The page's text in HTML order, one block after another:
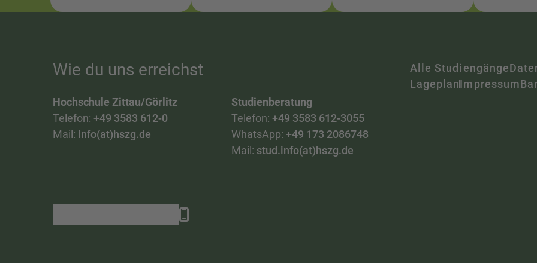
Wie du uns erreichst
Hochschule Zittau/Görlitz
Telefon: +49 3583 612-0
Mail: info(at)hszg.de
Studienberatung
Telefon: +49 3583 612-3055
WhatsApp: +49 173 2086748
Mail: stud.info(at)hszg.de
Alle Studiengänge
LageplanImpressum